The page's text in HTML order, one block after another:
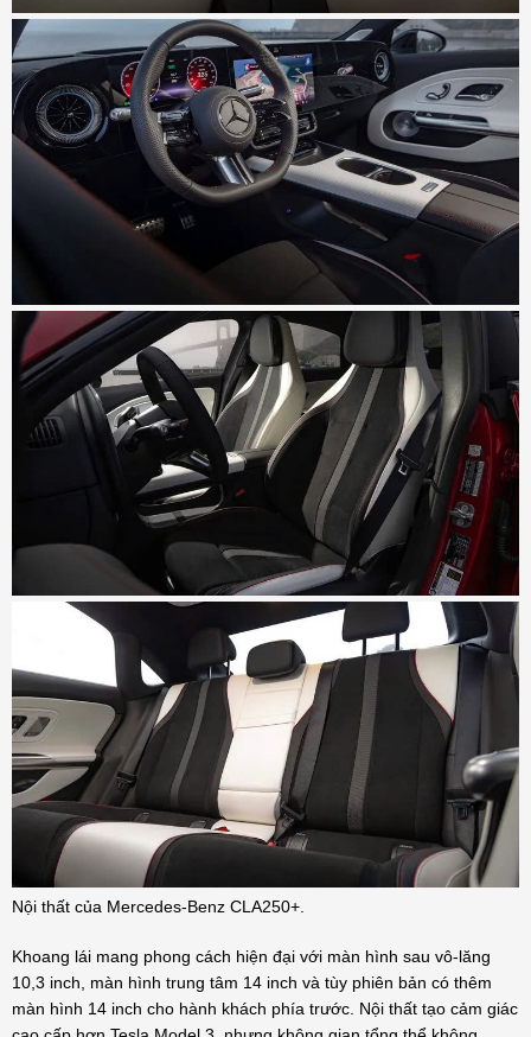
Nội thất của Mercedes-Benz CLA250+.
Khoang lái mang phong cách hiện đại với màn hình sau vô-lăng
10,3 inch, màn hình trung tâm 14 inch và tùy phiên bản có thêm
màn hình 14 inch cho hành khách phía trước. Nội thất tạo cảm giác